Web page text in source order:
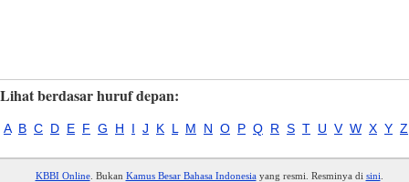
Lihat berdasar huruf depan:
A B C D E F G H I J K L M N O P Q R S T U V W X Y Z
KBBI Online. Bukan Kamus Besar Bahasa Indonesiayang resmi. Resminya di sini